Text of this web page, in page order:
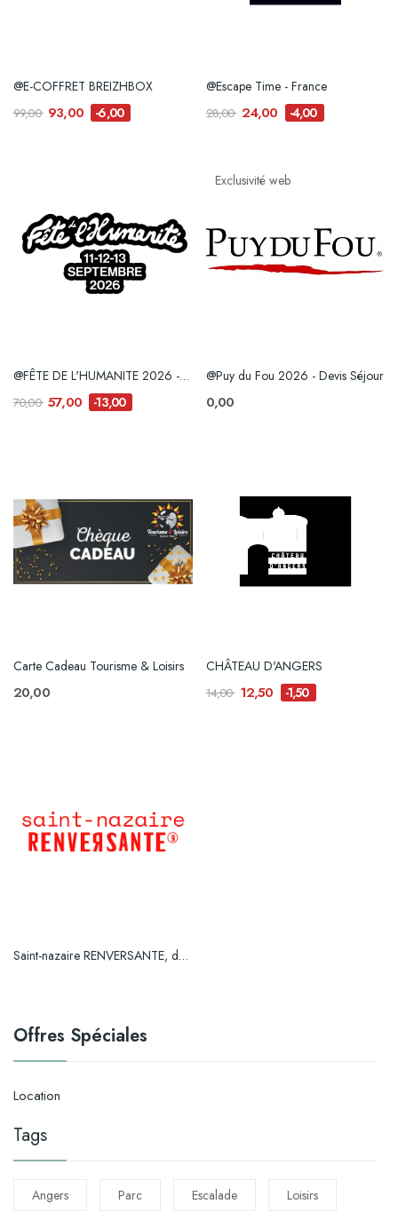
Offres Spéciales
Location
Tags
Angers Parc Escalade Loisirs
@E-COFFRET BREIZHBOX
99,00 93,00 -6,00
@Escape Time - France
28,00 24,00 -4,00
@FÊTE DE L'HUMANITE 2026 - PASS 3 Jours
70,00 57,00 -13,00
Exclusivité web
@Puy du Fou 2026 - Devis Séjour
0,00
Carte Cadeau Tourisme & Loisirs
20,00
CHÂTEAU D'ANGERS
14,00 12,50 -1,50
Saint-nazaire RENVERSANTE, des visites pour...